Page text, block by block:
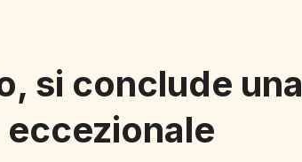
si conclude una